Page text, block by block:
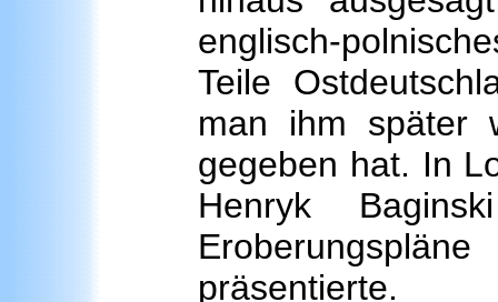
englisch-
Teile
man ihm später
gegeben hat. In
Henryk
präsentierte.